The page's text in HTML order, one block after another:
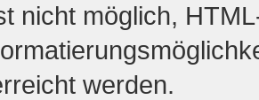
nicht möglich,
werden.